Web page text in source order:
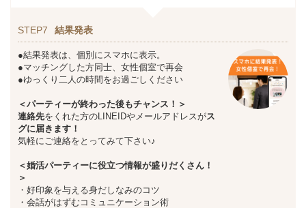
STEP7 結果発表
●結果発表は、個別にスマホに表示。
●マッチングした方同士、女性個室で再会
●ゆっくり二人の時間をお過ごしください
＜パーティーが終わった後もチャンス！＞
連絡先をくれた方のLINEIDやメールアドレスがス
グに届きます！
気軽にご連絡をとってみて下さい♪
＜婚活パーティーに役立つ情報が盛りだくさん！
＞
・好印象を与える身だしなみのコツ
・会話がはずむコミュニケーション術